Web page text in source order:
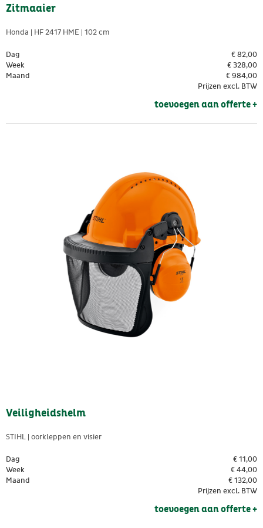
Zitmaaier
Honda | HF 2417 HME | 102 cm
Dag € 82,00
Week
€ 328,00
Maand
€ 984,00
Prijzen excl. BTW
toevoegen aan offerte +
Veiligheidshelm
STIHL | oorkleppen en visier
Dag € 11,00
Week
€ 44,00
Maand
€ 132,00
Prijzen excl. BTW
toevoegen aan offerte +